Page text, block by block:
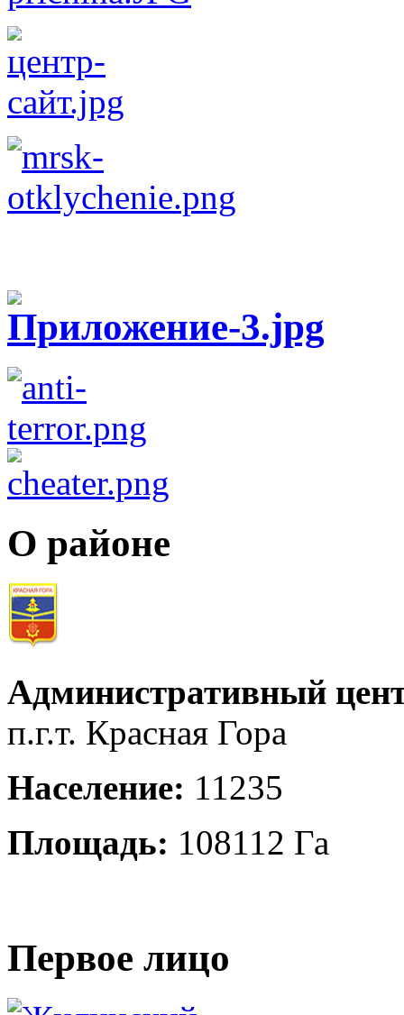
О районе
Административный
п.г.т. Красная Гора
Население: 11235
Площадь: 108112 Га
Первое лицо